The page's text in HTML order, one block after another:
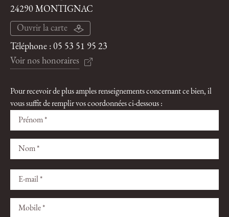
24290 MONTIGNAC
Ouvrir la carte
Téléphone : 05 53 51 95 23
Voir nos honoraires
Pour recevoir de plus amples renseignements concernant ce bien, il
vous suffit de remplir vos coordonnées ci-dessous :
Veuillez
ce
champ
Veuillez
ce
champ